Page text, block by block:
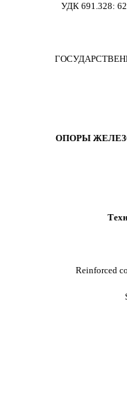
УДК 691.328:
ОПОРЫ
Reinforced